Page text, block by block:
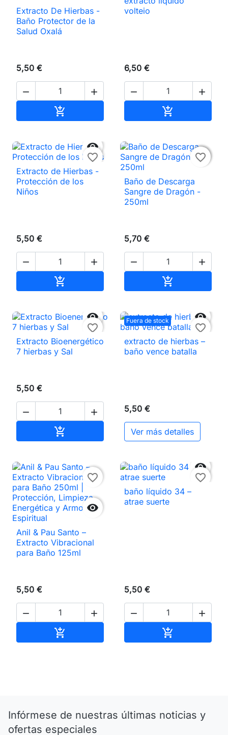
Extracto De Hierbas -
Baño Protector de la
Salud Oxalá
5,50 €
 

volteio
6,50 €
 


favorite_border
Extracto de Hierbas -
Protección de los
Niños
5,50 €
 


favorite_border
Baño de Descarga
Sangre de Dragón -
250ml
5,70 €
 


favorite_border
Extracto Bioenergético
7 hierbas y Sal
5,50 €
 

Fuera de stock

favorite_border
extracto de hierbas –
baño vence batalla
5,50 €
Ver más detalles

favorite_border
Anil & Pau Santo –
Extracto Vibracional
para Baño 125ml
5,50 €
 


favorite_border
baño líquido 34 –
atrae suerte
5,50 €
 

Infórmese de nuestras últimas noticias y
ofertas especiales